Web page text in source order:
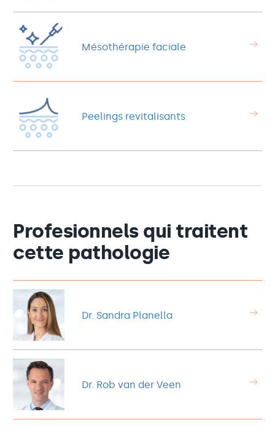
Mésothérapie faciale
Peelings revitalisants
Profesionnels qui traitent
cette pathologie
Dr. Sandra Planella
Dr. Rob van der Veen